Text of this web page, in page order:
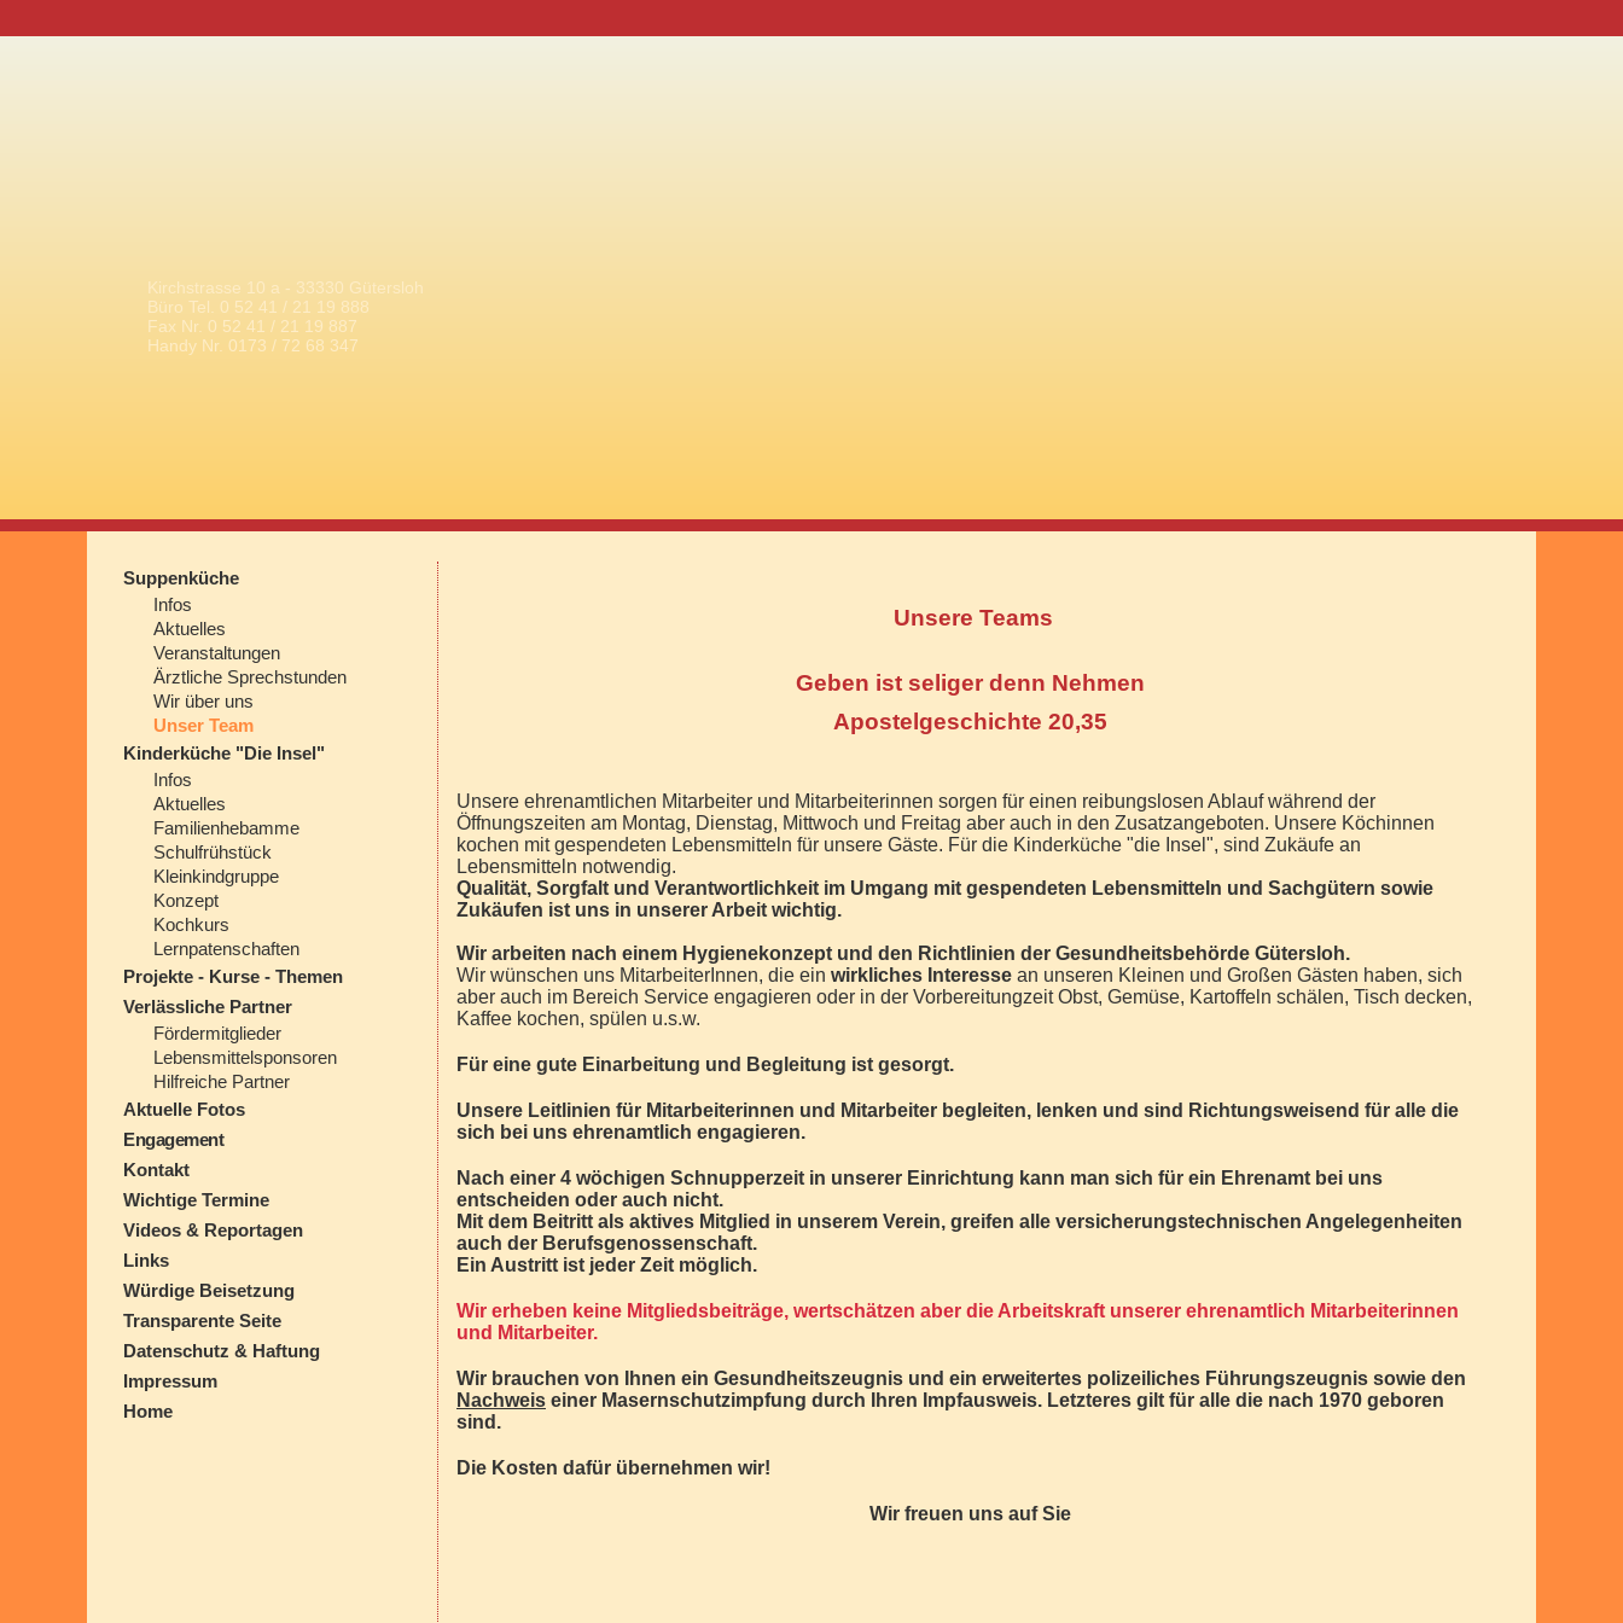
Kirchstrasse 10 a - 33330 Gütersloh
Büro Tel. 0 52 41 / 21 19 888
Fax Nr. 0 52 41 / 21 19 887
Handy Nr. 0173 / 72 68 347
Suppenküche
Infos
Aktuelles
Veranstaltungen
Ärztliche Sprechstunden
Wir über uns
Unser Team
Kinderküche "Die Insel"
Infos
Aktuelles
Familienhebamme
Schulfrühstück
Kleinkindgruppe
Konzept
Kochkurs
Lernpatenschaften
Projekte - Kurse - Themen
Verlässliche Partner
Fördermitglieder
Lebensmittelsponsoren
Hilfreiche Partner
Aktuelle Fotos
Engagement
Kontakt
Wichtige Termine
Videos & Reportagen
Links
Würdige Beisetzung
Transparente Seite
Datenschutz & Haftung
Impressum
Home
Unsere Teams
Geben ist seliger denn Nehmen
Apostelgeschichte 20,35
Unsere ehrenamtlichen Mitarbeiter und Mitarbeiterinnen sorgen für einen reibungslosen Ablauf während der
Öffnungszeiten am Montag, Dienstag, Mittwoch und Freitag aber auch in den Zusatzangeboten. Unsere Köchinnen
kochen mit gespendeten Lebensmitteln für unsere Gäste. Für die Kinderküche "die Insel", sind Zukäufe an
Lebensmitteln notwendig.
Qualität, Sorgfalt und Verantwortlichkeit im Umgang mit gespendeten Lebensmitteln und Sachgütern sowie
Zukäufen ist uns in unserer Arbeit wichtig.
Wir arbeiten nach einem Hygienekonzept und den Richtlinien der Gesundheitsbehörde Gütersloh.
Wir wünschen uns MitarbeiterInnen, die ein wirkliches Interesse an unseren Kleinen und Großen Gästen haben, sich
aber auch im Bereich Service engagieren oder in der Vorbereitungzeit Obst, Gemüse, Kartoffeln schälen, Tisch decken,
Kaffee kochen, spülen u.s.w.
Für eine gute Einarbeitung und Begleitung ist gesorgt.
Unsere Leitlinien für Mitarbeiterinnen und Mitarbeiter begleiten, lenken und sind Richtungsweisend für alle die
sich bei uns ehrenamtlich engagieren.
Nach einer 4 wöchigen Schnupperzeit in unserer Einrichtung kann man sich für ein Ehrenamt bei uns
entscheiden oder auch nicht.
Mit dem Beitritt als aktives Mitglied in unserem Verein, greifen alle versicherungstechnischen Angelegenheiten
auch der Berufsgenossenschaft.
Ein Austritt ist jeder Zeit möglich.
Wir erheben keine Mitgliedsbeiträge, wertschätzen aber die Arbeitskraft unserer ehrenamtlich Mitarbeiterinnen
und Mitarbeiter.
Wir brauchen von Ihnen ein Gesundheitszeugnis und ein erweitertes polizeiliches Führungszeugnis sowie den
Nachweis einer Masernschutzimpfung durch Ihren Impfausweis. Letzteres gilt für alle die nach 1970 geboren
sind.
Die Kosten dafür übernehmen wir!
Wir freuen uns auf Sie